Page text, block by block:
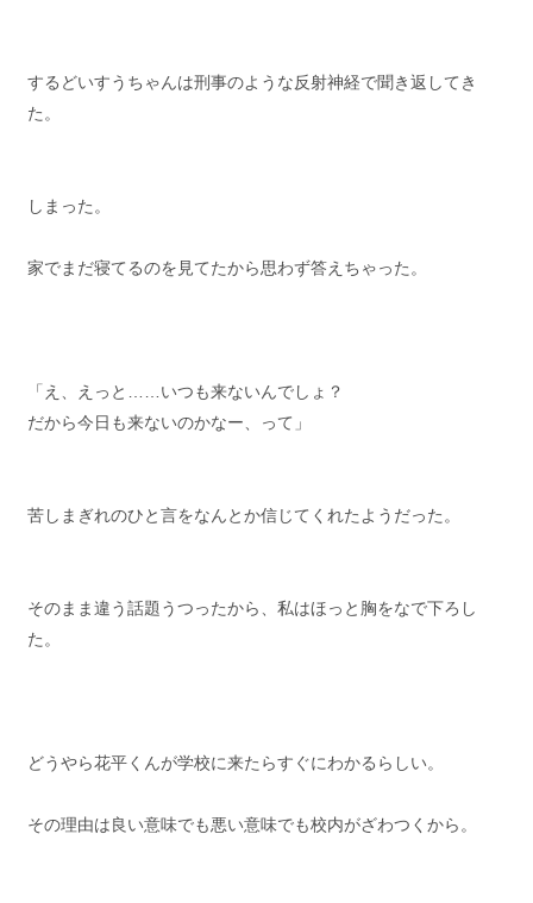
するどいすうちゃんは刑事のような反射神経で聞き返してき
た。
しまった。
家でまだ寝てるのを見てたから思わず答えちゃった。
「え、えっと……いつも来ないんでしょ？
だから今日も来ないのかなー、って」
苦しまぎれのひと言をなんとか信じてくれたようだった。
そのまま違う話題うつったから、私はほっと胸をなで下ろし
た。
どうやら花平くんが学校に来たらすぐにわかるらしい。
その理由は良い意味でも悪い意味でも校内がざわつくから。